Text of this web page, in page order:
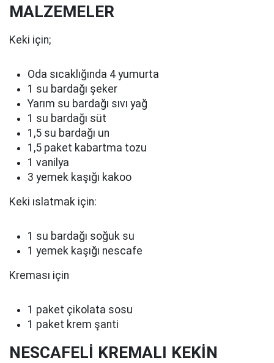
MALZEMELER
Keki için;
Oda sıcaklığında 4 yumurta
1 su bardağı şeker
Yarım su bardağı sıvı yağ
1 su bardağı süt
1,5 su bardağı un
1,5 paket kabartma tozu
1 vanilya
3 yemek kaşığı kakoo
Keki ıslatmak için:
1 su bardağı soğuk su
1 yemek kaşığı nescafe
Kreması için
1 paket çikolata sosu
1 paket krem şanti
NESCAFELİ KREMALI KEKİN